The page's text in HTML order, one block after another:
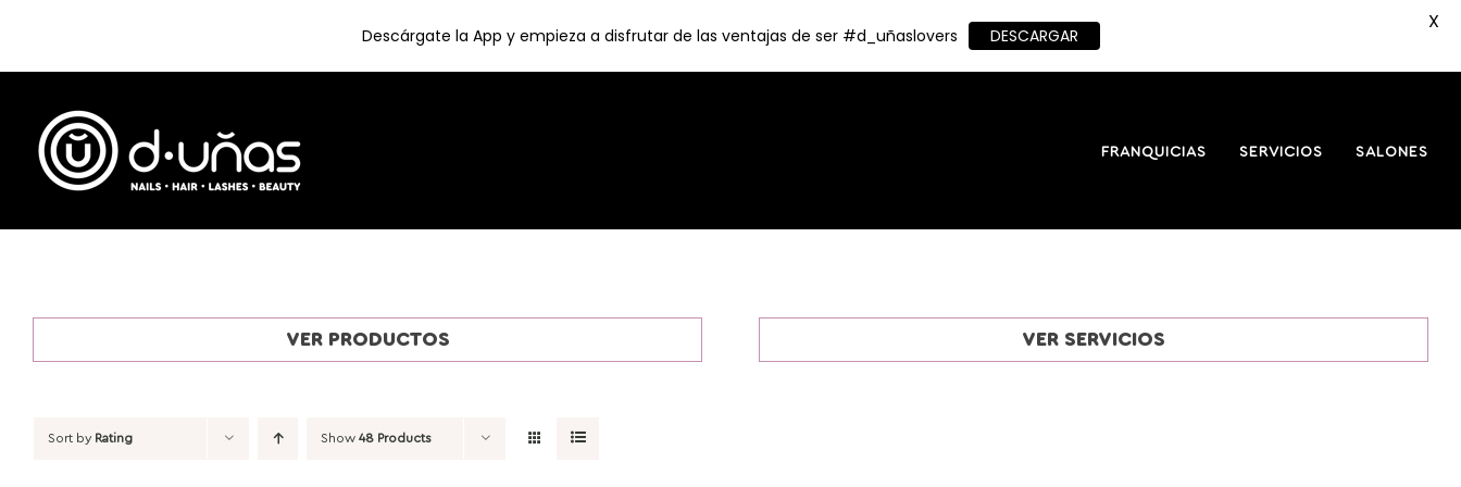
content
FRANQUICIAS SERVICIOS SALONES
VER PRODUCTOS VER SERVICIOS
Sort by Rating Show 48 Products
Descárgate la App y empieza a disfrutar de las ventajas de ser #d_uñaslovers DESCARGAR
X